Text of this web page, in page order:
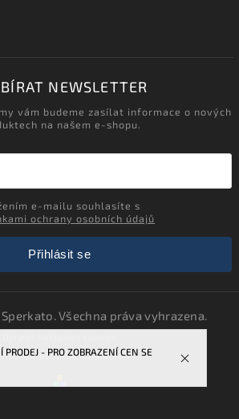
PRODEJ - PRO ZOBRAZENÍ CEN SE
NEWSLETTER
vám budeme zasílat informace o nových
na našem e-shopu.
ochrany osobních údajů
Přihlásit se
Sperkato. Všechna práva vyhrazena.
Shoptet| DesignShoptak.cz.